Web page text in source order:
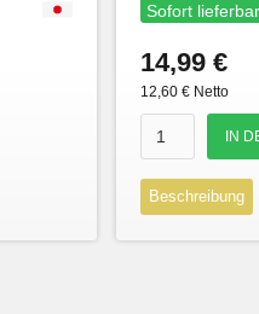
Sofort lieferbar
14,99 €
12,60 € Netto
Beschreibung